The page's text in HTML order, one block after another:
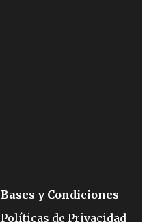
Bases y Condiciones
Políticas de Privacidad